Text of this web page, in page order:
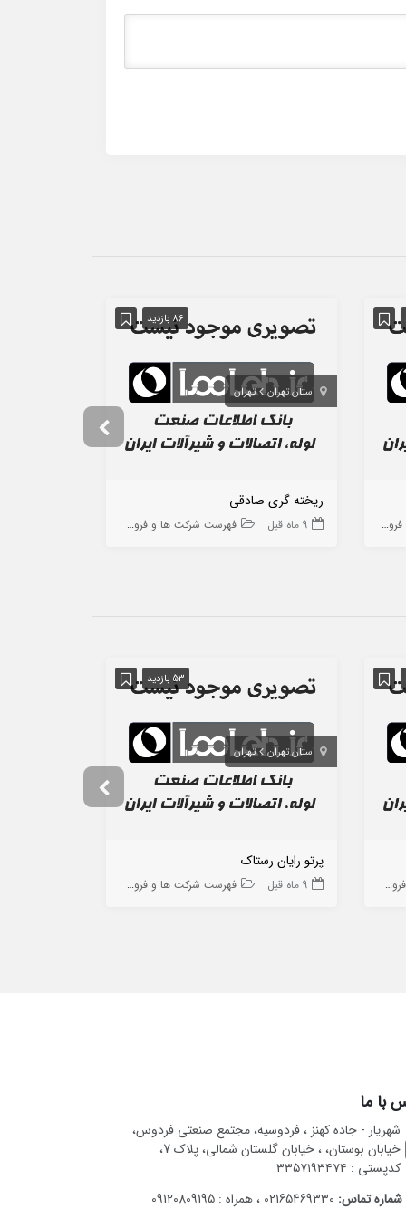
ها
86 بازدید
استان تهران تهران
ریخته گری صادقی
9 ماه قبل فهرست شرکت ها و فروشگاه ها
ها
53 بازدید
استان تهران تهران
پرتو رایان رستاک
9 ماه قبل فهرست شرکت ها و فروشگاه ها
با ما
شهریار - جاده کهنز ، فردوسیه، مجتمع صنعتی فردوس،
خیابان بوستان، ، خیابان گلستان شمالی، پلاک 7،
کدپستی : ۳۳۵۷۱۹۳۴۷۴
شماره تماس: 02165469330 ، همراه : 09120809195